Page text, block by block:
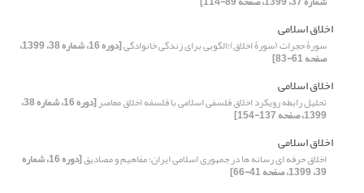
اخلاق اسلامی
سورۀ حجرات (سورۀ اخلاق)؛الگویی برای زندگی خانوادگی [دوره 16، شماره 38، 1399،
صفحه 61-83]
اخلاق اسلامی
تحلیل رابطه رویکرد اخلاق فلسفی اسلامی با فلسفه اخلاق معاصر [دوره 16، شماره 38،
1399، صفحه 137-154]
اخلاق اسلامی
اخلاق حرفه‏ ای رسانه‏ ها در جمهوری اسلامی ایران؛ مفاهیم و مصادیق [دوره 16، شماره
39، 1399، صفحه 41-66]